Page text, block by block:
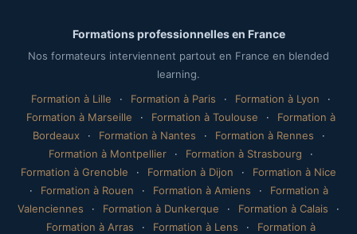
Formations professionnelles en France
Nos formateurs interviennent partout en France en blended
learning.
Formation à Lille
· Formation à Paris · Formation à Lyon
·
Formation à Marseille
· Formation à Toulouse ·
Formation à
Bordeaux
· Formation à Nantes · Formation à Rennes
·
Formation à Montpellier
· Formation à Strasbourg
·
Formation à Grenoble
· Formation à Dijon ·
Formation à Nice
·
Formation à Rouen · Formation à Amiens ·
Formation à
Valenciennes
· Formation à Dunkerque · Formation à Calais
·
Formation à Arras
· Formation à Lens · Formation à